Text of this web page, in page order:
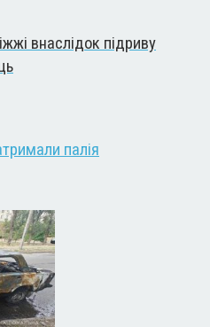
внаслідок підриву
палія